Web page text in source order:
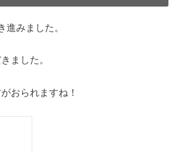
みました。
ました。
おられますね！